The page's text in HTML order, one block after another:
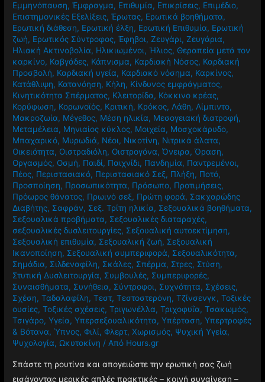
Εμμηνόπαυση,Έμφραγμα, Επιθυμία, Επικρίσεις, Επιμέδιο,
Επιστημονικές Εξελίξεις,Έρωτας, Ερωτικά βοηθήματα,
Ερωτική διάθεση, Ερωτική έλξη, Ερωτική Επιθυμία, Ερωτική
ζωή, Ερωτικός Σύντροφος,Έφηβοι,Ζευγάρι,Ζευγάρια,
Ηλιακή Ακτινοβολία, Ηλικιωμένοι, Ήλιος, Θεραπεία μετά τον
καρκίνο, Καβγάδες, Κάπνισμα, Καρδιακή Νόσος, Καρδιακή
Προσβολή, Καρδιακή υγεία, Καρδιακό νόσημα, Καρκίνος,
Κατάθλιψη, Κατανόηση, Κήλη, Κίνδυνος εμφράγματος,
Κινητικότητα Σπέρματος, Κλειτορίδα, Κόκκινο κρέας,
Κορύφωση, Κορωνοϊός, Κριτική, Κρόκος,Λάθη,Λίμπιντο,
Μακροζωία, Μέγεθος, Μέση ηλικία, Μεσογειακή διατροφή,
Μεταμέλεια, Μηνιαίος κύκλος, Μοιχεία, Μοσχοκάρυδο,
Μπαχαρικό, Μυρωδιά, Νέοι, Νικοτίνη, Νιτρικά άλατα,
Οικειότητα, Οιστραδιόλη, Οιστρογόνα,Όνειρα,Όραση,
Οργασμός, Οσμή, Παιδί, Παιχνίδι, Πανδημία, Παντρεμένοι,
Πέος, Περιστασιακό, Περιστασιακό Σεξ, Πλήξη, Ποτό,
Προσποίηση, Προσωπικότητα, Πρόσωπο, Προτιμήσεις,
Πρόωρος θάνατος, Πρωινό σεξ, Πρώτη φορά, Σακχαρώδης
Διαβήτης, Σαφράν, Σεξ. Τρίτη ηλικία, Σεξουαλικά βοηθήματα,
Σεξουαλικά προβήματα, Σεξουαλικές διαταραχές,
σεξουαλικές δυσλειτουργίες, Σεξουαλική αυτοεκτίμηση,
Σεξουαλική επιθυμία, Σεξουαλική ζωή, Σεξουαλική
Ικανοποίηση, Σεξουαλική συμπεριφορά, Σεξουαλικότητα,
Σημάδια, Σιλδεναφίλη, Σκάλες, Σπέρμα, Στρες, Στύση,
Στυτική Δυσλειτουργία, Συμβουλές, Συμπεριφορές,
Συναισθήματα, Συνήθεια, Σύντροφοι, Συχνότητα, Σχέσεις,
Σχέση,Ταδαλαφίλη,Τεστ,Τεστοστερόνη,Τζίνσενγκ,Τοξικές
ουσίες,Τοξικές σχέσεις,Τριγωνέλλα,Τριχοφυΐα,Τσακωμός,
Τσιγάρο,Υγεία,Υπερσεξουαλικότητα,Υπέρταση,Υπερτροφές
& Βότανα,Ύπνος,Φιλί,Φλερτ,Χωρισμός, Ψυχική Υγεία,
Ψυχολογία,Ωκυτοκίνη / Από Hours.gr
Σπάστε τη ρουτίνα και απογειώστε την ερωτική σας ζωή
εισάγοντας μερικές απλές πρακτικές – κοινή συναίνεση –